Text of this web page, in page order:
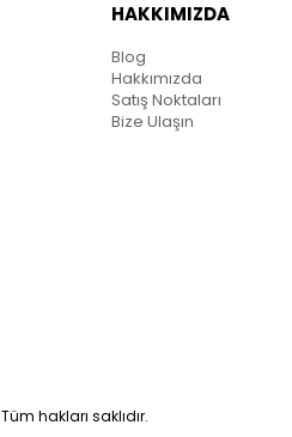
HAKKIMIZDA
Blog
Hakkımızda
Satış Noktaları
Bize Ulaşın
Tüm hakları saklıdır.